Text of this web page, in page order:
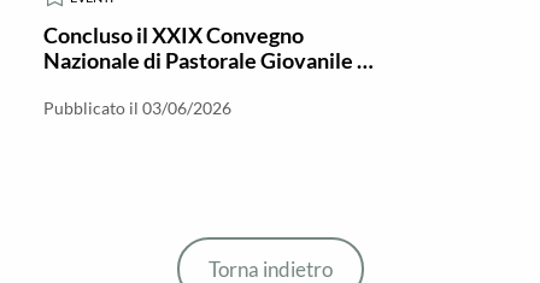
Concluso il XXIX Convegno
Nazionale di Pastorale Giovanile a
Pubblicato il 03/06/2026
Torna indietro